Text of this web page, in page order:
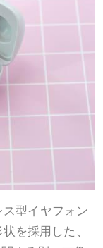
型イヤフォン
を採用した、